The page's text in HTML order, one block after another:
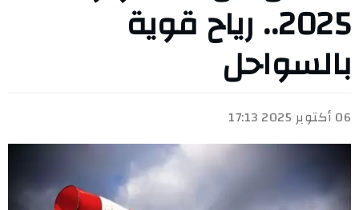
2025.. رياح قوية
بالسواحل
06 أكتوبر 2025 17:13